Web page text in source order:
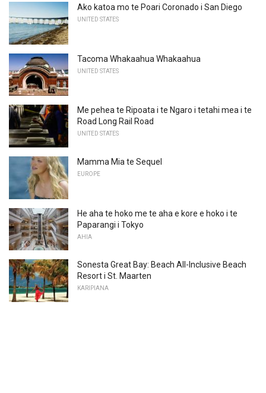
Ako katoa mo te Poari Coronado i San Diego
UNITED STATES
Tacoma Whakaahua Whakaahua
UNITED STATES
Me pehea te Ripoata i te Ngaro i tetahi mea i te
Road Long Rail Road
UNITED STATES
Mamma Mia te Sequel
EUROPE
He aha te hoko me te aha e kore e hoko i te
Paparangi i Tokyo
AHIA
Sonesta Great Bay: Beach All-Inclusive Beach
Resort i St. Maarten
KARIPIANA